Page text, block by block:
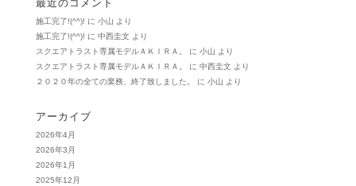
最近のコメント
施工完了!(^^)! に 小山 より
施工完了!(^^)! に 中西圭文 より
スクエアトラスト専属モデルＡＫＩＲＡ。
に 小山 より
スクエアトラスト専属モデルＡＫＩＲＡ。
に 中西圭文 より
２０２０年の全ての業務、終了致しました。
に 小山 より
アーカイブ
2026年4月
2026年3月
2026年1月
2025年12月